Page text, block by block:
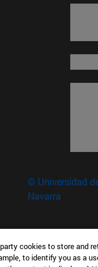
16/08/2026
© Universidad
Navarra
España
cookies to store and
to identify you as a